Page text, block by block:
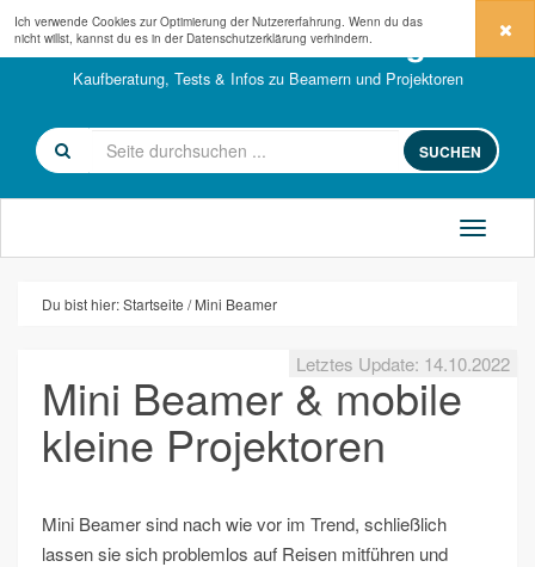
beamerkaufberatung.de
Kaufberatung, Tests & Infos zu Beamern und Projektoren
SUCHEN
Du bist hier:Startseite Mini Beamer
Letztes Update: 14.10.2022
Mini Beamer & mobile
kleine Projektoren
Mini Beamer sind nach wie vor im Trend, schließlich
lassen sie sich problemlos auf Reisen mitführen und
Ich verwende Cookies zur Optimierung der Nutzererfahrung. Wenn du das
nicht willst, kannst du es in der Datenschutzerklärung verhindern.